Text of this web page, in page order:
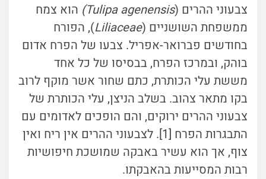
צבעוני ההרים (Tulipa agenensis) הוא צמח
ממשפחת השושניים (Liliaceae), הפורח
בחודשים פברואר-אפריל. צבעו של הפרח אדום
בוהק, ובמרכז הפרח, בבסיסו של כל אחד
מששת עלי הכותרת, כתם שחור אשר מוקף לרוב
בקו מתאר צהוב. בשלב הניצן, עלי הכותרת של
צבעוני ההרים ירוקים, והם הופכים לאדומים עם
התבגרות הפרח [1]. לצבעוני ההרים אין ריח ואין
צוף, אך הוא עשיר באבקה שמושכת חיפושיות
רבות המסייעות בהאבקתו.